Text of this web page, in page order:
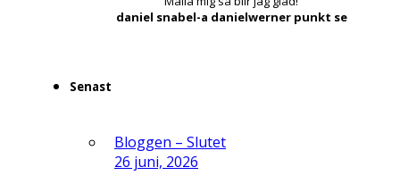
daniel snabel-a danielwerner punkt se
Senast
Bloggen – Slutet
26 juni, 2026